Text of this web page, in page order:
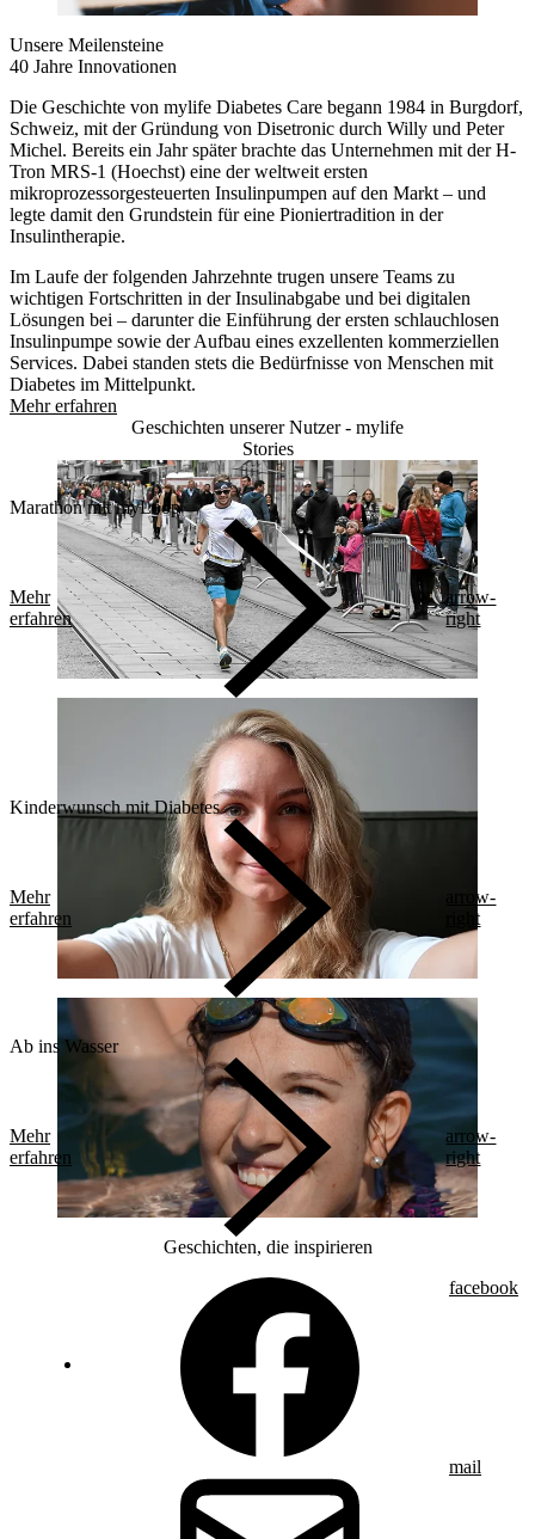
Unsere Meilensteine
40 Jahre Innovationen
Die Geschichte von mylife Diabetes Care begann 1984 in Burgdorf,
Schweiz, mit der Gründung von Disetronic durch Willy und Peter
Michel. Bereits ein Jahr später brachte das Unternehmen mit der H-
Tron MRS-1 (Hoechst) eine der weltweit ersten
mikroprozessorgesteuerten Insulinpumpen auf den Markt – und
legte damit den Grundstein für eine Pioniertradition in der
Insulintherapie.
Im Laufe der folgenden Jahrzehnte trugen unsere Teams zu
wichtigen Fortschritten in der Insulinabgabe und bei digitalen
Lösungen bei – darunter die Einführung der ersten schlauchlosen
Insulinpumpe sowie der Aufbau eines exzellenten kommerziellen
Services. Dabei standen stets die Bedürfnisse von Menschen mit
Diabetes im Mittelpunkt.
Mehr erfahren
Geschichten unserer Nutzer - mylife
Stories
Marathon mit myLoop
Mehr
erfahren
arrow-
right
Kinderwunsch mit Diabetes
Mehr
erfahren
arrow-
right
Ab ins Wasser
Mehr
erfahren
arrow-
right
Geschichten, die inspirieren
facebook
mail